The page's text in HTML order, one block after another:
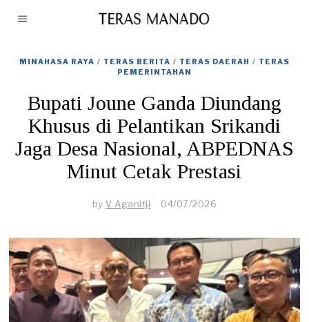
MINAHASA RAYA / TERAS BERITA / TERAS DAERAH / TERAS
PEMERINTAHAN
Bupati Joune Ganda Diundang
Khusus di Pelantikan Srikandi
Jaga Desa Nasional, ABPEDNAS
Minut Cetak Prestasi
byV Aganitji 04/07/2026
0
/
2
0
2
6